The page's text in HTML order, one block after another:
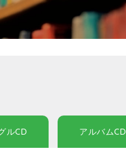
ルCD アルバムCD